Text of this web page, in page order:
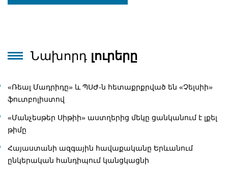
Նախորդ լուրերը
«Ռեալ Մադրիդը» և ՊՍԺ-ն հետաքրքրված են «Չելսիի»
ֆուտբոլիստով
«Մանչեսթեր Սիթիի» աստղերից մեկը ցանկանում է լքել
թիմը
Հայաստանի ազգային հավաքականը Երևանում
ընկերական հանդիպում կանցկացնի